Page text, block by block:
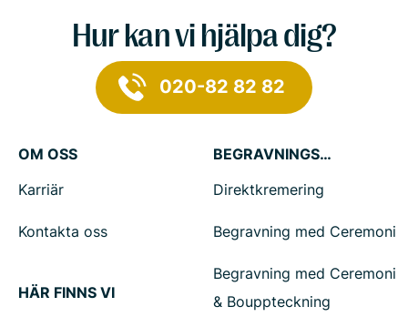
Hur kan vi hjälpa dig?
020-82 82 82
OM OSS
Karriär
Kontakta oss
HÄR FINNS VI
BEGRAVNINGSTJÄNSTER
Direktkremering
Begravning med Ceremoni
Begravning med Ceremoni
& Bouppteckning